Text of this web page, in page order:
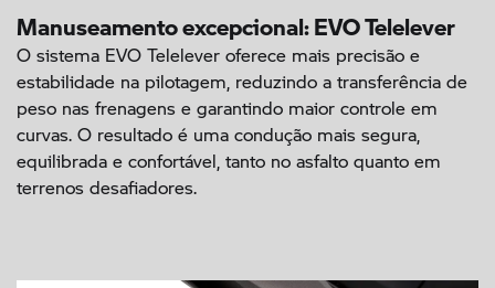
Manuseamento excepcional: EVO Telelever
O sistema EVO Telelever oferece mais precisão e
estabilidade na pilotagem, reduzindo a transferência de
peso nas frenagens e garantindo maior controle em
curvas. O resultado é uma condução mais segura,
equilibrada e confortável, tanto no asfalto quanto em
terrenos desafiadores.